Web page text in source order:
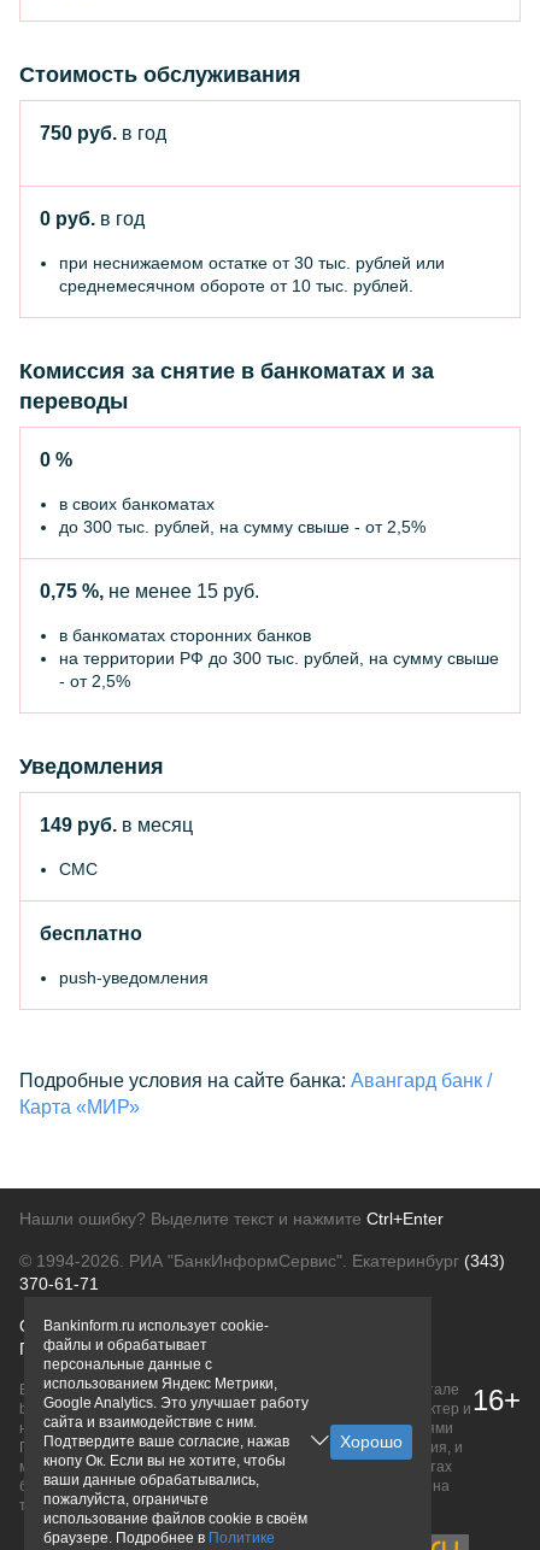
Стоимость обслуживания
750 руб. в год
0 руб. в год
при неснижаемом остатке от 30 тыс. рублей или
среднемесячном обороте от 10 тыс. рублей.
Комиссия за снятие в банкоматах и за
переводы
0 %
в своих банкоматах
до 300 тыс. рублей, на сумму свыше - от 2,5%
0,75 %, не менее 15 руб.
в банкоматах сторонних банков
на территории РФ до 300 тыс. рублей, на сумму свыше
- от 2,5%
Уведомления
149 руб. в месяц
СМС
бесплатно
push-уведомления
Подробные условия на сайте банка: Авангард банк /
Карта «МИР»
Нашли ошибку? Выделите текст и нажмите Ctrl+Enter
© 1994-2026. РИА "БанкИнформСервис". Екатеринбург (343)
370-61-71
О проектеПолитика конфиденциальности
Правовая информацияДля рекламодателей
Вся информация о продуктах банков, размещенная на портале
bankinform.ru, носит исключительно ознакомительный характер и
не является публичной офертой, определяемой положениями
ГК РФ. Информация не содержит точного и полного описания, и
может быть изменена. Конечные условия уточняйте на сайтах
банков или при личном обращении. Исключительное право на
товарные знаки принадлежит их правообладателям.
16+
Bankinform.ru использует cookie-
файлы и обрабатывает
персональные данные с
использованием Яндекс Метрики,
Google Analytics. Это улучшает работу
сайта и взаимодействие с ним.
Подтвердите ваше согласие, нажав
кнопу Ок. Если вы не хотите, чтобы
ваши данные обрабатывались,
пожалуйста, ограничьте
использование файлов cookie в своём
браузере. Подробнее в Политике